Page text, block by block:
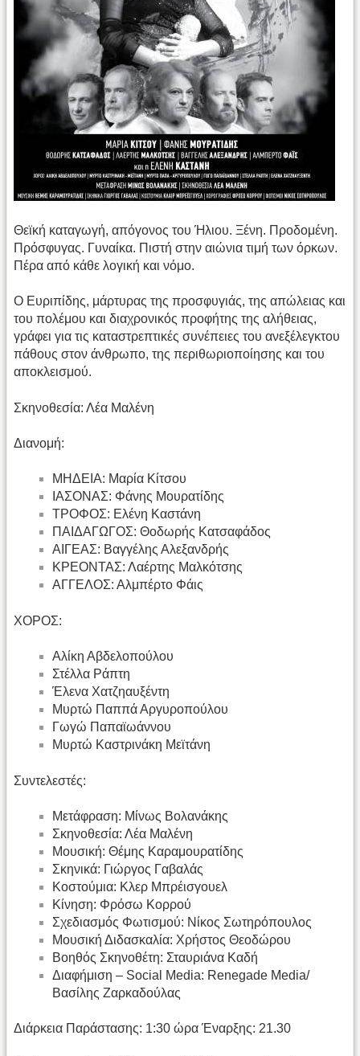
Θεϊκή καταγωγή, απόγονος του Ήλιου. Ξένη. Προδομένη.
Πρόσφυγας. Γυναίκα. Πιστή στην αιώνια τιμή των όρκων.
Πέρα από κάθε λογική και νόμο.
Ο Ευριπίδης, μάρτυρας της προσφυγιάς, της απώλειας και
του πολέμου και διαχρονικός προφήτης της αλήθειας,
γράφει για τις καταστρεπτικές συνέπειες του ανεξέλεγκτου
πάθους στον άνθρωπο, της περιθωριοποίησης και του
αποκλεισμού.
Σκηνοθεσία: Λέα Μαλένη
Διανομή:
ΜΗΔΕΙΑ: Μαρία Κίτσου
ΙΑΣΟΝΑΣ: Φάνης Μουρατίδης
ΤΡΟΦΟΣ: Ελένη Καστάνη
ΠΑΙΔΑΓΩΓΟΣ: Θοδωρής Κατσαφάδος
ΑΙΓΕΑΣ: Βαγγέλης Αλεξανδρής
ΚΡΕΟΝΤΑΣ: Λαέρτης Μαλκότσης
ΑΓΓΕΛΟΣ: Αλμπέρτο Φάις
ΧΟΡΟΣ:
Αλίκη Αβδελοπούλου
Στέλλα Ράπτη
Έλενα Χατζηαυξέντη
Μυρτώ Παππά Αργυροπούλου
Γωγώ Παπαϊωάννου
Μυρτώ Καστρινάκη Μεϊτάνη
Συντελεστές:
Μετάφραση: Μίνως Βολανάκης
Σκηνοθεσία: Λέα Μαλένη
Μουσική: Θέμης Καραμουρατίδης
Σκηνικά: Γιώργος Γαβαλάς
Κοστούμια: Kλερ Μπρέισγουελ
Κίνηση: Φρόσω Κορρού
Σχεδιασμός Φωτισμού: Νίκος Σωτηρόπουλος
Μουσική Διδασκαλία: Χρήστος Θεοδώρου
Βοηθός Σκηνοθέτη: Σταυριάνα Καδή
Διαφήμιση – Social Media: Renegade Media/
Βασίλης Ζαρκαδούλας
Διάρκεια Παράστασης: 1:30 ώρα Έναρξης: 21.30